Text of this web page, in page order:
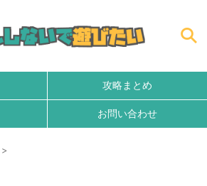
攻略まとめ
お問い合わせ
>